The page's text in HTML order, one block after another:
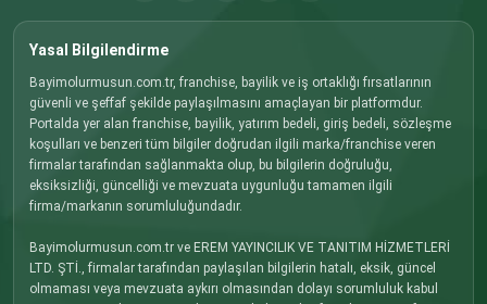
Yasal Bilgilendirme
Bayimolurmusun.com.tr, franchise, bayilik ve iş ortaklığı fırsatlarının
güvenli ve şeffaf şekilde paylaşılmasını amaçlayan bir platformdur.
Portalda yer alan franchise, bayilik, yatırım bedeli, giriş bedeli, sözleşme
koşulları ve benzeri tüm bilgiler doğrudan ilgili marka/franchise veren
firmalar tarafından sağlanmakta olup, bu bilgilerin doğruluğu,
eksiksizliği, güncelliği ve mevzuata uygunluğu tamamen ilgili
firma/markanın sorumluluğundadır.
Bayimolurmusun.com.tr ve EREM YAYINCILIK VE TANITIM HİZMETLERİ
LTD. ŞTİ., firmalar tarafından paylaşılan bilgilerin hatalı, eksik, güncel
olmaması veya mevzuata aykırı olmasından dolayı sorumluluk kabul